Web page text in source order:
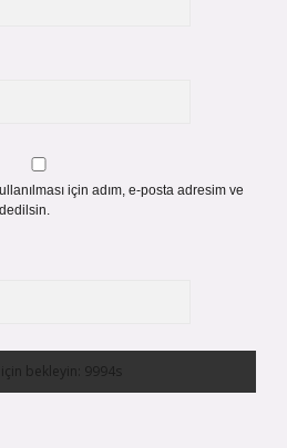
için adım, e-posta adresim ve